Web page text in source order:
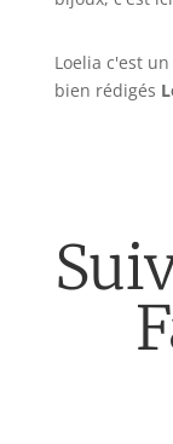
Loelia c'est
bien rédigés